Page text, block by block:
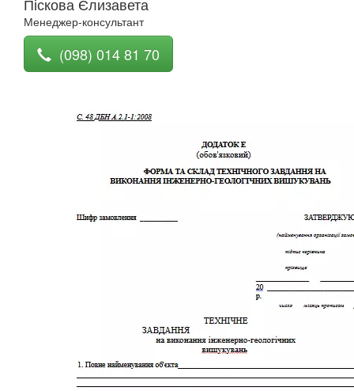
Менеджер-консультант
(098) 014 81 70